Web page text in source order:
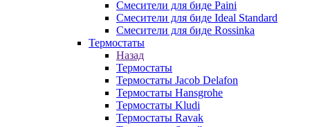
Смесители для биде Paini
Смесители для биде Ideal Standard
Смесители для биде Rossinka
Термостаты
Назад
Термостаты
Термостаты Jacob Delafon
Термостаты Hansgrohe
Термостаты Kludi
Термостаты Ravak